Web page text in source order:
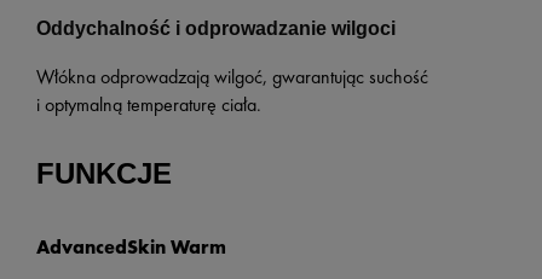
Oddychalność i odprowadzanie wilgoci
Włókna odprowadzają wilgoć, gwarantując suchość
i optymalną temperaturę ciała.
FUNKCJE
AdvancedSkin Warm